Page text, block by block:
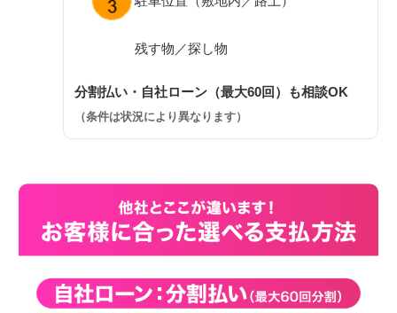
残す物／探し物
分割払い・自社ローン（最大60回）も相談OK
（条件は状況により異なります）